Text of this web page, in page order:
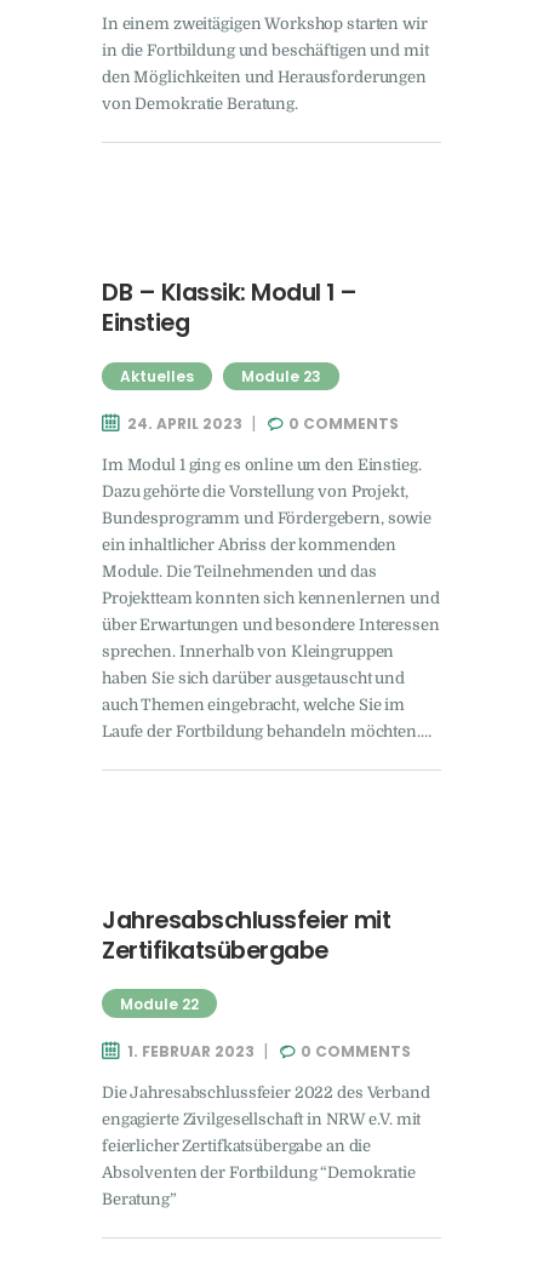
In einem zweitägigen Workshop starten wir
in die Fortbildung und beschäftigen und mit
den Möglichkeiten und Herausforderungen
von Demokratie Beratung.
DB – Klassik: Modul 1 –
Einstieg
Aktuelles Module 23
24. APRIL 2023 0 COMMENTS
Im Modul 1 ging es online um den Einstieg.
Dazu gehörte die Vorstellung von Projekt,
Bundesprogramm und Fördergebern, sowie
ein inhaltlicher Abriss der kommenden
Module. Die Teilnehmenden und das
Projektteam konnten sich kennenlernen und
über Erwartungen und besondere Interessen
sprechen. Innerhalb von Kleingruppen
haben Sie sich darüber ausgetauscht und
auch Themen eingebracht, welche Sie im
Laufe der Fortbildung behandeln möchten.…
Jahresabschlussfeier mit
Zertifikatsübergabe
Module 22
1. FEBRUAR 2023 0 COMMENTS
Die Jahresabschlussfeier 2022 des Verband
engagierte Zivilgesellschaft in NRW e.V. mit
feierlicher Zertifkatsübergabe an die
Absolventen der Fortbildung “Demokratie
Beratung”